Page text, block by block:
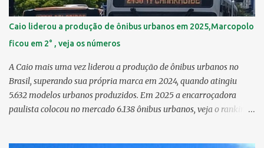
3,80 km² 14º Afogados 3,69 km² 15º Cordeiro 3,40 km² 16º São José
3,26 km² 17º Dois Unidos 3,12 km² 18...
Caio liderou a produção de ônibus urbanos em 2025,Marcopolo
ficou em 2° , veja os números
A Caio mais uma vez liderou a produção de ônibus urbanos no
Brasil, superando sua própria marca em 2024, quando atingiu
5.632 modelos urbanos produzidos. Em 2025 a encarroçadora
paulista colocou no mercado 6.138 ônibus urbanos, veja o ranking